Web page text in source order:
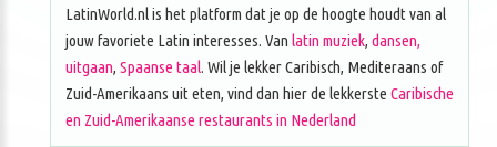
LatinWorld.nl is het platform dat je op de hoogte houdt van al
jouw favoriete Latin interesses. Van latin muziek, dansen,
uitgaan, Spaanse taal. Wil je lekker Caribisch, Mediteraans of
Zuid-Amerikaans uit eten, vind dan hier de lekkerste Caribische
en Zuid-Amerikaanse restaurants in Nederland